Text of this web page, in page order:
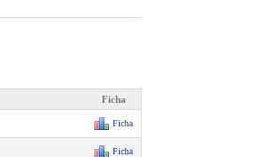
Ficha
Ficha
Ficha